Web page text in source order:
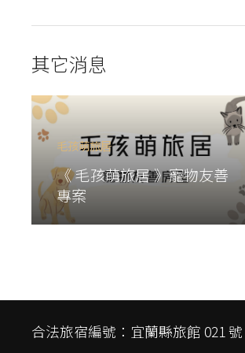
其它消息
毛孩萌旅居
《 毛孩萌旅居 》寵物友善
專案
合法旅宿編號：宜蘭縣旅館 021 號